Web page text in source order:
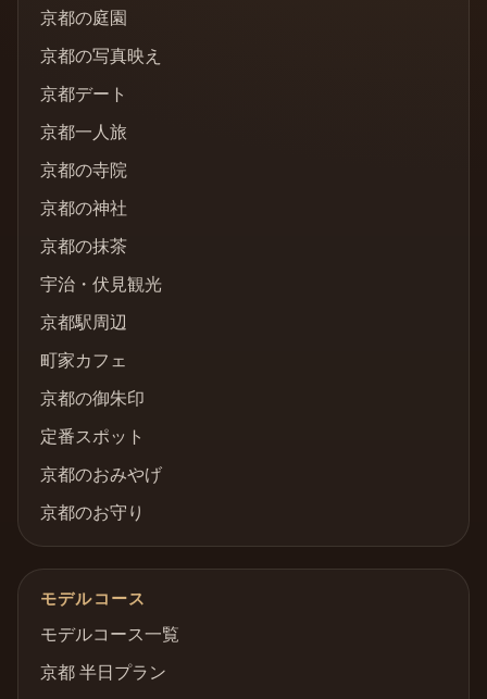
京都の庭園
京都の写真映え
京都デート
京都一人旅
京都の寺院
京都の神社
京都の抹茶
宇治・伏見観光
京都駅周辺
町家カフェ
京都の御朱印
定番スポット
京都のおみやげ
京都のお守り
モデルコース
モデルコース一覧
京都 半日プラン